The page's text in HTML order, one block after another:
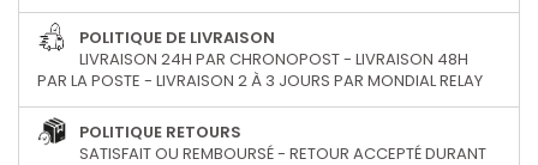
POLITIQUE DE LIVRAISON
LIVRAISON 24H PAR CHRONOPOST - LIVRAISON 48H
PAR LA POSTE - LIVRAISON 2 À 3 JOURS PAR MONDIAL RELAY
POLITIQUE RETOURS
SATISFAIT OU REMBOURSÉ - RETOUR ACCEPTÉ DURANT